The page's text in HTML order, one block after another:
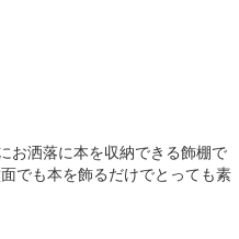
お洒落に本を収納できる飾棚で
でも本を飾るだけでとっても素